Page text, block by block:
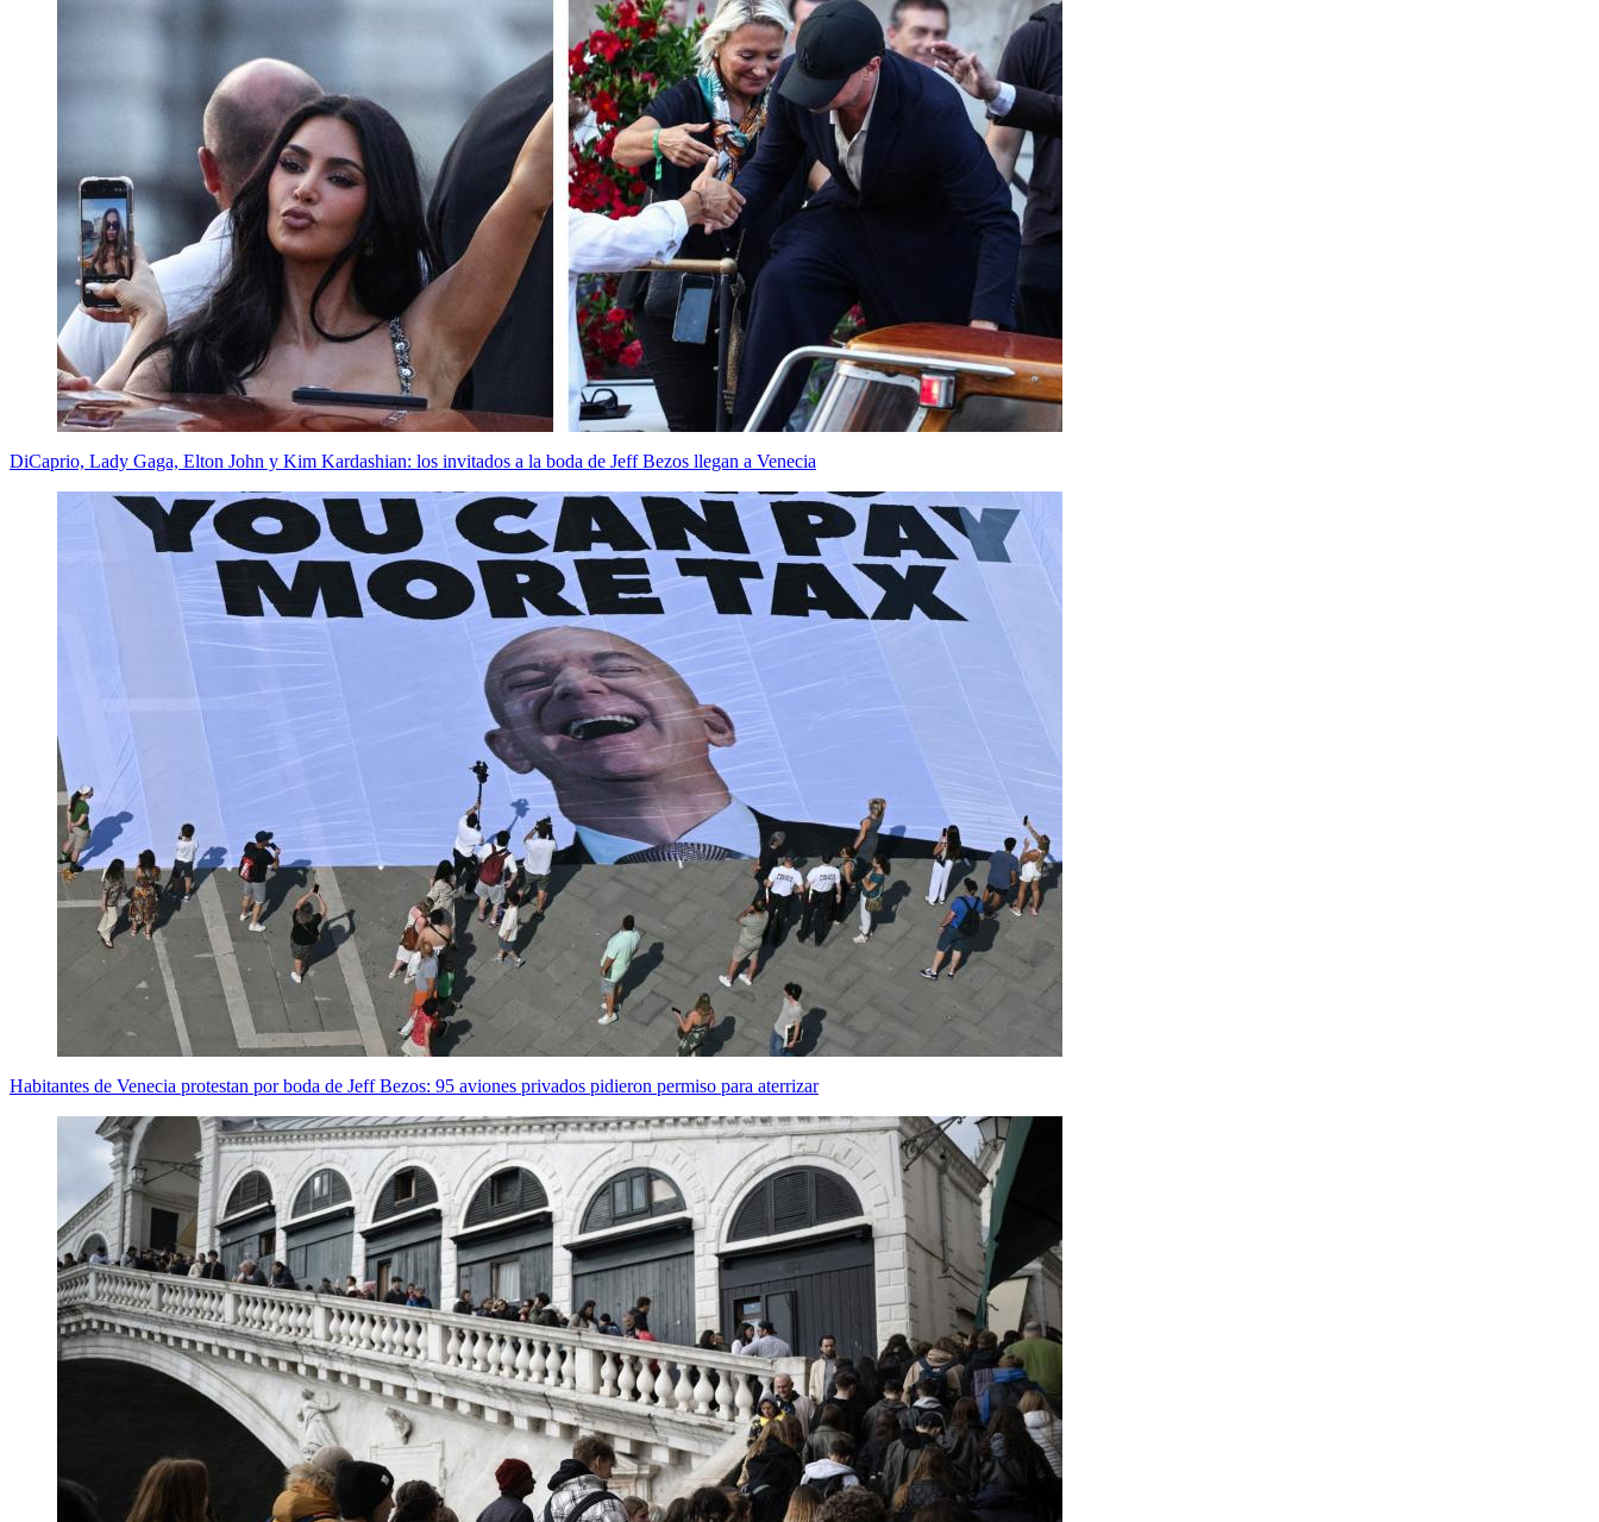
DiCaprio, Lady Gaga, Elton John y Kim Kardashian: los invitados a la boda de Jeff Bezos llegan a Venecia
Habitantes de Venecia protestan por boda de Jeff Bezos: 95 aviones privados pidieron permiso para aterrizar